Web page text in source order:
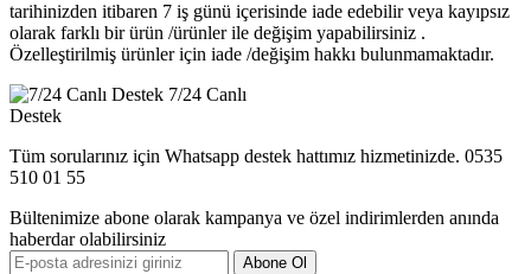
tarihinizden itibaren 7 iş günü içerisinde iade edebilir veya kayıpsız
olarak farklı bir ürün /ürünler ile değişim yapabilirsiniz .
Özelleştirilmiş ürünler için iade /değişim hakkı bulunmamaktadır.
7/24 Canlı
Destek
Tüm sorularınız için Whatsapp destek hattımız hizmetinizde. 0535
510 01 55
Bültenimize abone olarak kampanya ve özel indirimlerden anında
haberdar olabilirsiniz
Abone Ol